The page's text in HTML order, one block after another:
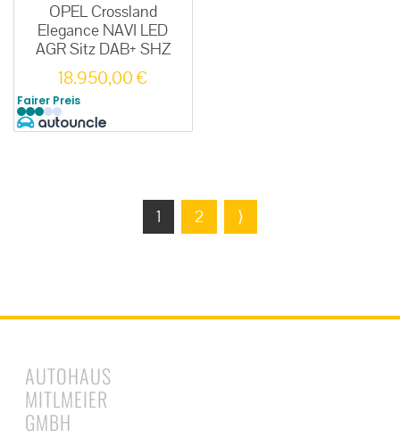
OPEL Crossland
Elegance NAVI LED
AGR Sitz DAB+ SHZ
18.950,00€
Fairer Preis
1 2 ⟩
AUTOHAUS
MITLMEIER
GMBH